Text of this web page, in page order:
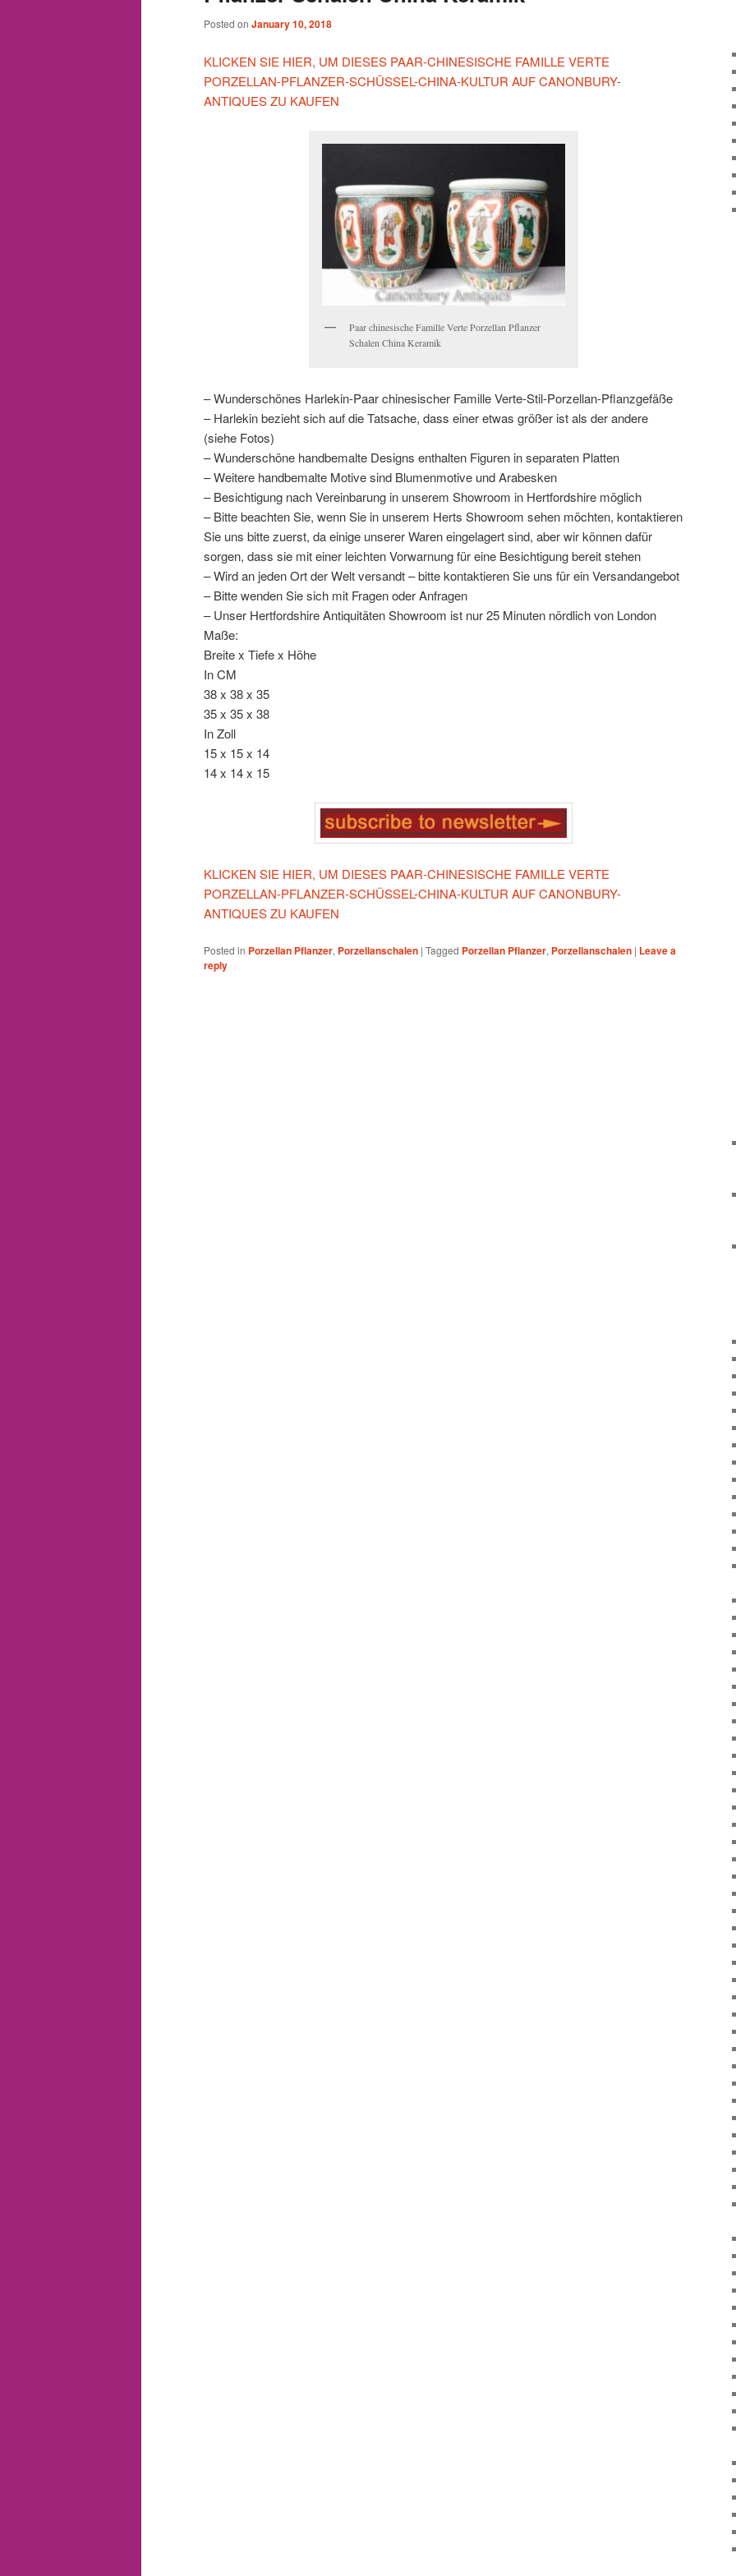
Posted on January 10, 2018
KLICKEN SIE HIER, UM DIESES PAAR-CHINESISCHE FAMILLE VERTE
PORZELLAN-PFLANZER-SCHÜSSEL-CHINA-KULTUR AUF CANONBURY-
ANTIQUES ZU KAUFEN
Paar chinesische Famille Verte Porzellan Pflanzer
Schalen China Keramik
– Wunderschönes Harlekin-Paar chinesischer Famille Verte-Stil-Porzellan-Pflanzgefäße
– Harlekin bezieht sich auf die Tatsache, dass einer etwas größer ist als der andere
(siehe Fotos)
– Wunderschöne handbemalte Designs enthalten Figuren in separaten Platten
– Weitere handbemalte Motive sind Blumenmotive und Arabesken
– Besichtigung nach Vereinbarung in unserem Showroom in Hertfordshire möglich
– Bitte beachten Sie, wenn Sie in unserem Herts Showroom sehen möchten, kontaktieren
Sie uns bitte zuerst, da einige unserer Waren eingelagert sind, aber wir können dafür
sorgen, dass sie mit einer leichten Vorwarnung für eine Besichtigung bereit stehen
– Wird an jeden Ort der Welt versandt – bitte kontaktieren Sie uns für ein Versandangebot
– Bitte wenden Sie sich mit Fragen oder Anfragen
– Unser Hertfordshire Antiquitäten Showroom ist nur 25 Minuten nördlich von London
Maße:
Breite x Tiefe x Höhe
In CM
38 x 38 x 35
35 x 35 x 38
In Zoll
15 x 15 x 14
14 x 14 x 15
KLICKEN SIE HIER, UM DIESES PAAR-CHINESISCHE FAMILLE VERTE
PORZELLAN-PFLANZER-SCHÜSSEL-CHINA-KULTUR AUF CANONBURY-
ANTIQUES ZU KAUFEN
Posted in Porzellan Pflanzer, Porzellanschalen | Tagged Porzellan Pflanzer, Porzellanschalen | Leave a
reply